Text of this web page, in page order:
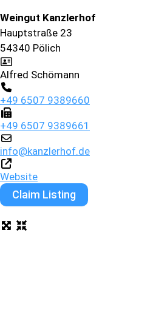
Weingut Kanzlerhof
Hauptstraße 23
54340 Pölich
Alfred Schömann
+49 6507 9389660
+49 6507 9389661
info@kanzlerhof.de
Website
Claim Listing